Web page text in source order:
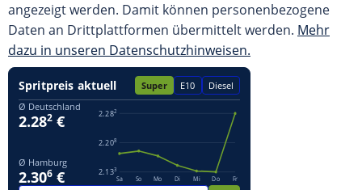
angezeigt werden. Damit können personenbezogene
Daten an Drittplattformen übermittelt werden. Mehr
dazu in unseren Datenschutzhinweisen.